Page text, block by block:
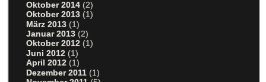
Oktober 2014 (2)
Oktober 2013 (1)
März 2013 (1)
Januar 2013 (2)
Oktober 2012 (1)
Juni 2012 (1)
April 2012 (1)
Dezember 2011 (1)